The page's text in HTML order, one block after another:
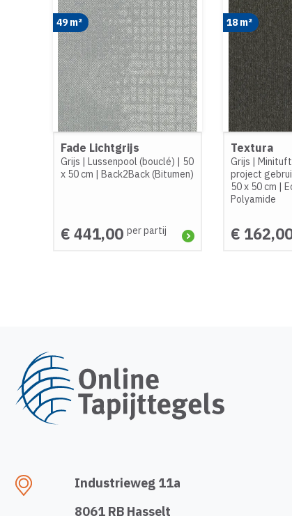
49 m²
Fade Lichtgrijs
Grijs | Lussenpool (bouclé) | 50
x 50 cm | Back2Back (Bitumen)
€ 441,00 per partij
18 m²
Textura
Grijs |Minituft
project
50 x 50 cm |
Polyamide
€
Industrieweg 11a
8061 RB Hasselt